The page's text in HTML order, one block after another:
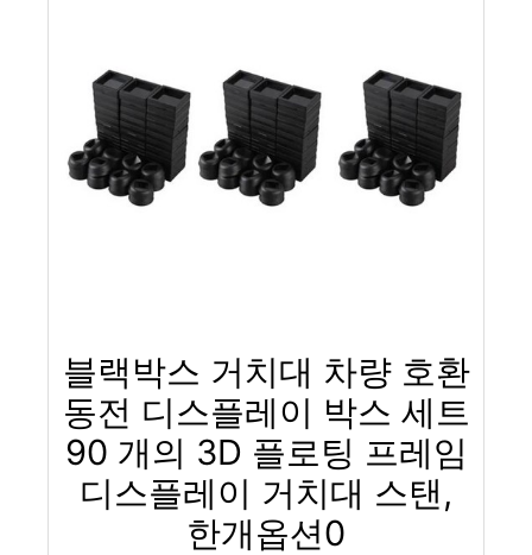
블랙박스 거치대 차량 호환
동전 디스플레이 박스 세트
90 개의 3D 플로팅 프레임
디스플레이 거치대 스탠,
한개옵션0